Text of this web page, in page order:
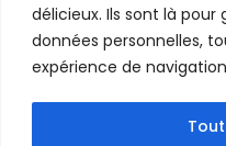
délicieux. Ils sont là
données personnelles,
expérience de